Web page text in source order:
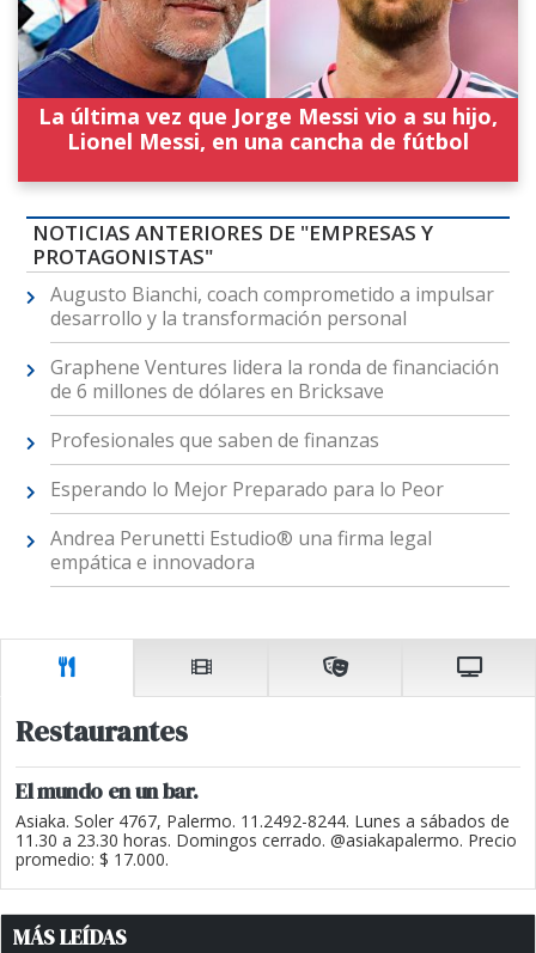
La última vez que Jorge Messi vio a su hijo,
Lionel Messi, en una cancha de fútbol
NOTICIAS ANTERIORES DE "EMPRESAS Y
PROTAGONISTAS"
Augusto Bianchi, coach comprometido a impulsar
desarrollo y la transformación personal
Graphene Ventures lidera la ronda de financiación
de 6 millones de dólares en Bricksave
Profesionales que saben de finanzas
Esperando lo Mejor Preparado para lo Peor
Andrea Perunetti Estudio® una firma legal
empática e innovadora
Restaurantes
El mundo en un bar.
Asiaka. Soler 4767, Palermo. 11.2492-8244. Lunes a sábados de
11.30 a 23.30 horas. Domingos cerrado. @asiakapalermo. Precio
promedio: $ 17.000.
MÁS LEÍDAS